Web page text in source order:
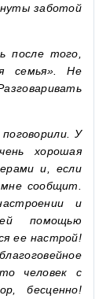
заботой
после того,
семья». Не
У
хорошая
и, если
сообщит.
и
помощью
ее настрой!
человек с
бесценно!